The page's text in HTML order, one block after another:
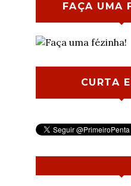
FAÇA UMA
CURTA